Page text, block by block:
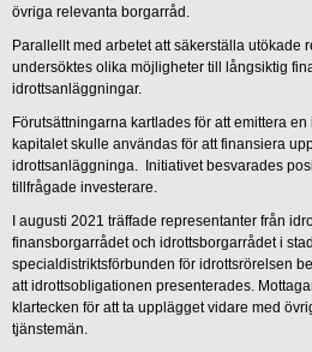
övriga relevanta borgarråd.
Parallellt med arbetet att säkerställa utökade
undersöktes olika möjligheter till långsiktig
idrottsanläggningar.
Förutsättningarna kartlades för att emittera
kapitalet skulle användas för att finansiera
idrottsanläggninga. Initiativet besvarades
tillfrågade investerare.
I augusti 2021 träffade representanter från
finansborgarrådet och idrottsborgarrådet i
specialdistriktsförbunden för idrottsrörelsen
att idrottsobligationen presenterades.
klartecken för att ta upplägget vidare med
tjänstemän.